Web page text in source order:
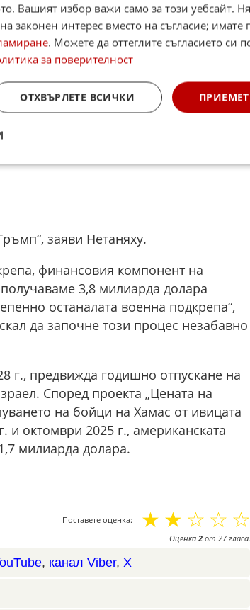
от Съединените щати.
заяви Нетаняху.
финансовия компонент на
3,8 милиарда долара
останалата военна подкрепа“,
да започне този процес незабавно
г., предвижда годишно отпускане на
Според проекта „Цената на
на бойци на Хамас от ивицата
и октомври 2025 г., американската
милиарда долара.
Поставете оценка: ☆
☆
☆
☆
☆
Оценка2от 27гласа.
, канал Viber, X
Вашият избор важи само за този уебсайт.
законен интерес вместо на съгласие; имате
. Можете да оттеглите съгласието си
за поверителност
ОТХВЪРЛЕТЕ ВСИЧКИ